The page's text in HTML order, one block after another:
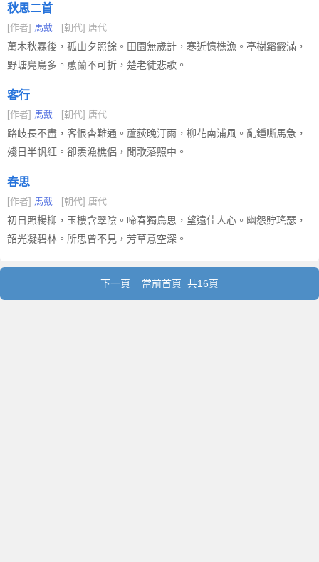
秋思二首
[作者] 馬戴 [朝代] 唐代
萬木秋霖後，孤山夕照餘。田園無歲計，寒近憶樵漁。亭樹霜霰滿，
野塘鳧鳥多。蕙蘭不可折，楚老徒悲歌。
客行
[作者] 馬戴 [朝代] 唐代
路岐長不盡，客恨杳難通。蘆荻晚汀雨，柳花南浦風。亂鍾嘶馬急，
殘日半帆紅。卻羨漁樵侶，閒歌落照中。
春思
[作者] 馬戴 [朝代] 唐代
初日照楊柳，玉樓含翠陰。啼春獨鳥思，望遠佳人心。幽怨貯瑤瑟，
韶光凝碧林。所思曾不見，芳草意空深。
下一頁 當前首頁 共16頁